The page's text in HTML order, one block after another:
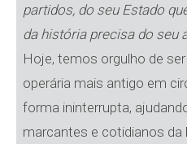
partidos, do seu Estado
da história precisa do seu
Hoje, temos orgulho de
operária mais antigo em
forma ininterrupta,
marcantes e cotidianos da